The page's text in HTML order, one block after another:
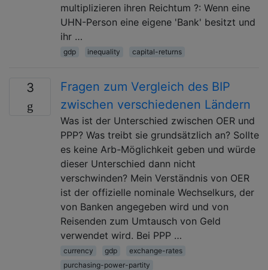
multiplizieren ihren Reichtum ?: Wenn eine
UHN-Person eine eigene 'Bank' besitzt und
ihr …
gdp inequality capital-returns
3
Fragen zum Vergleich des BIP
zwischen verschiedenen Ländern
Was ist der Unterschied zwischen OER und
PPP? Was treibt sie grundsätzlich an? Sollte
es keine Arb-Möglichkeit geben und würde
dieser Unterschied dann nicht
verschwinden? Mein Verständnis von OER
ist der offizielle nominale Wechselkurs, der
von Banken angegeben wird und von
Reisenden zum Umtausch von Geld
verwendet wird. Bei PPP …
currency gdp
exchange-rates
purchasing-power-partity